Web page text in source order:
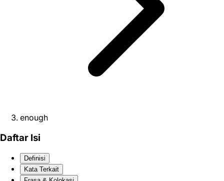
enough
Daftar Isi
Definisi
Kata Terkait